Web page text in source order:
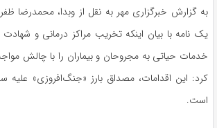
به گزارش خبرگزاری مهر به نقل از وبدا، محمدرضا
یک نامه با بیان اینکه تخریب مراکز درمانی و شهادت
خدمات حیاتی به مجروحان و بیماران را با چالش
کرد: این اقدامات، مصداق بارز «جنگ‌افروزی» علیه
است.